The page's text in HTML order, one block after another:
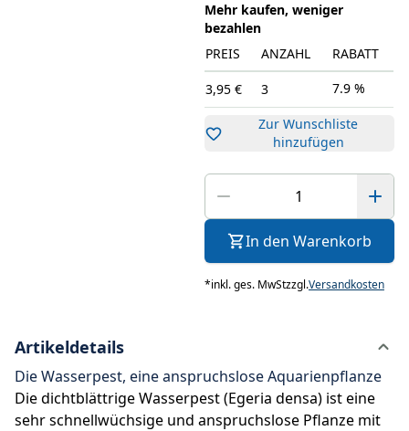
Mehr kaufen, weniger
bezahlen
PREIS
ANZAHL RABATT
3,95 € 3 7.9 %
Zur Wunschliste
hinzufügen
In den Warenkorb
*inkl. ges. MwStzzgl.Versandkosten
Artikeldetails
Die Wasserpest, eine anspruchslose Aquarienpflanze
Die dichtblättrige Wasserpest (Egeria densa) ist eine
sehr schnellwüchsige und anspruchslose Pflanze mit